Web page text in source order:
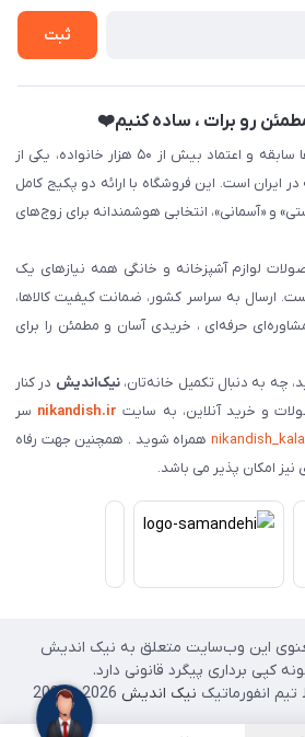
ثبت
رو برات ، ساده کنیم❤️
با سال‌ها سابقه و اعتماد بیش از ۵۰ هزار خانواده، یکی از
ایران است. این فروشگاه با ارائه دو پکیج کامل
و «آسمانی»، انتخابی هوشمندانه برای زوج‌های
لوازم آشپزخانه و خانگی همه نیازهای یک
ارسال به سراسر کشور، ضمانت کیفیت کالاها،
حرفه‌ای ، خریدی آسان و مطمئن را برای
چه به دنبال تکمیل خانه‌تان،نیک‌اندیش در کنار
و خرید آنلاین، به سایت nikandish.ir سر
همراه شوید . همچنین جهت رفاه
امکان پذیر می باشد.
این وب‌سایت متعلق به نیک اندیش
کپی برداری پیگرد قانونی دارد.
انفورماتیک نیک اندیش 2026 - 2025